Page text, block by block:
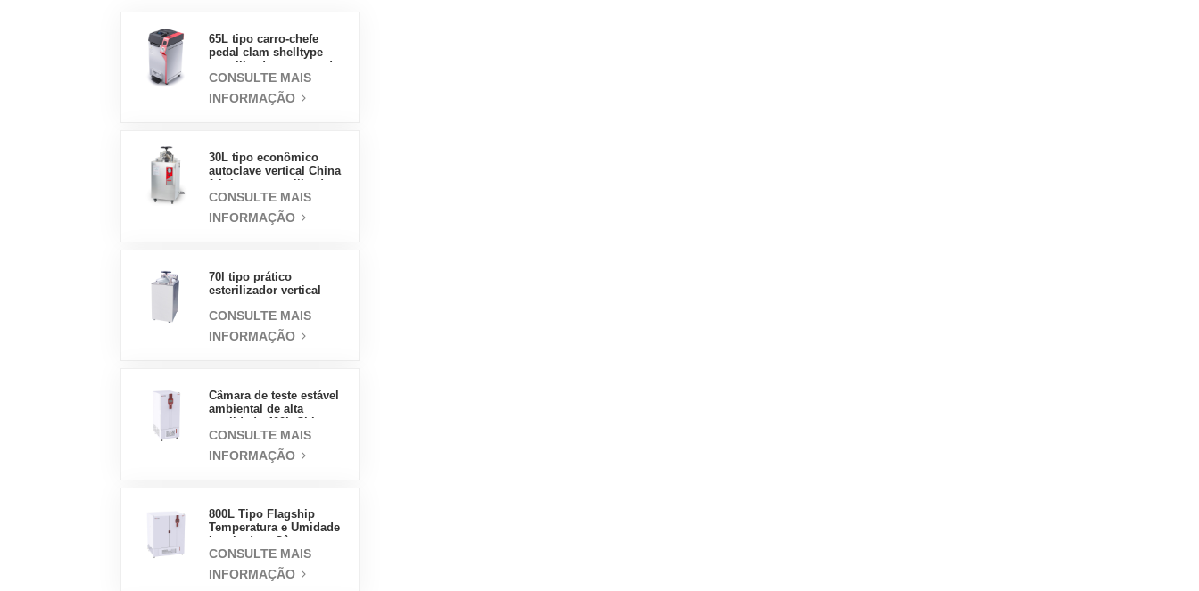
65L tipo carro-chefe
pedal clam shelltype
pressão fábrica de
vendas diretas na China
CONSULTE MAIS
INFORMAÇÃO
30L tipo econômico
autoclave vertical China
vapor de pressão
CONSULTE MAIS
INFORMAÇÃO
70l tipo prático
esterilizador vertical
laboratório design
vertical esterilizador a
vapor de alta
CONSULTE MAIS
INFORMAÇÃO
Câmara de teste estável
ambiental de alta
preço de atacado
laboratório temperatura
umidade
CONSULTE MAIS
INFORMAÇÃO
800L Tipo Flagship
Temperatura e Umidade
Suprimentos de
Laboratório Incubadora
Elétrica
CONSULTE MAIS
INFORMAÇÃO